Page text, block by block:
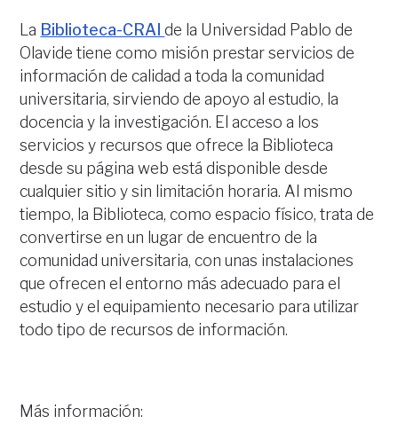
La Biblioteca-CRAIde la Universidad Pablo de
Olavide tiene como misión prestar servicios de
información de calidad a toda la comunidad
universitaria, sirviendo de apoyo al estudio, la
docencia y la investigación. El acceso a los
servicios y recursos que ofrece la Biblioteca
desde su página web está disponible desde
cualquier sitio y sin limitación horaria. Al mismo
tiempo, la Biblioteca, como espacio físico, trata de
convertirse en un lugar de encuentro de la
comunidad universitaria, con unas instalaciones
que ofrecen el entorno más adecuado para el
estudio y el equipamiento necesario para utilizar
todo tipo de recursos de información.
Más información: